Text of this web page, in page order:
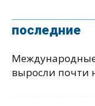
последние
выросли почти